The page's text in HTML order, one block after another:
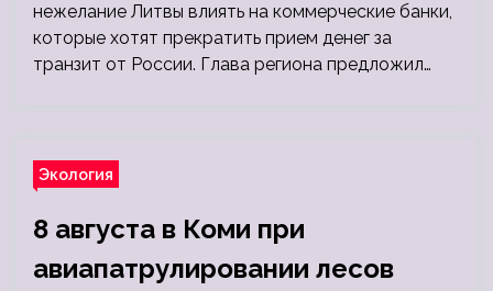
нежелание Литвы влиять на коммерческие банки,
которые хотят прекратить прием денег за
транзит от России. Глава региона предложил…
Экология
8 августа в Коми при
авиапатрулировании лесов